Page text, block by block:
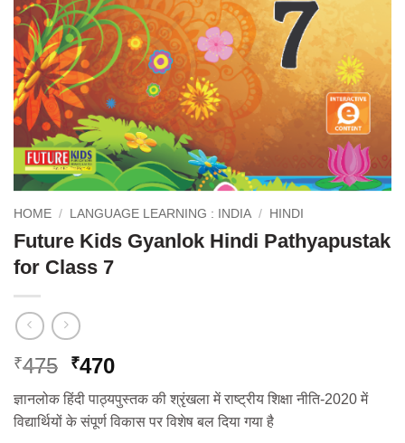
HOME / LANGUAGE LEARNING : INDIA / HINDI
Future Kids Gyanlok Hindi Pathyapustak
for Class 7
₹475 Original
price
was:
₹475.
₹470Current
price
is:
₹470.
ज्ञानलोक हिंदी पाठ्यपुस्तक की श्रृंखला में राष्ट्रीय शिक्षा नीति-2020 में
विद्यार्थियों के संपूर्ण विकास पर विशेष बल दिया गया है